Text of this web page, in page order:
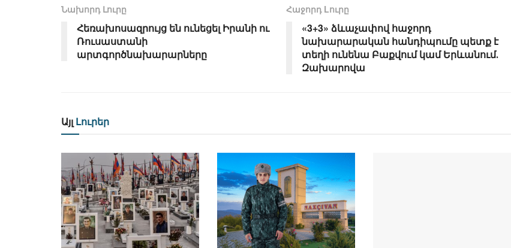
Նախորդ Լուրը
Հեռախոսազրույց են ունեցել Իրանի ու
Ռուսաստանի
արտգործնախարարները
Հաջորդ Lուրը
«3+3» ձևաչափով հաջորդ
նախարարական հանդիպումը պետք է
տեղի ունենա Բաքվում կամ Երևանում․
Զախարովա
Այլ Լուրեր